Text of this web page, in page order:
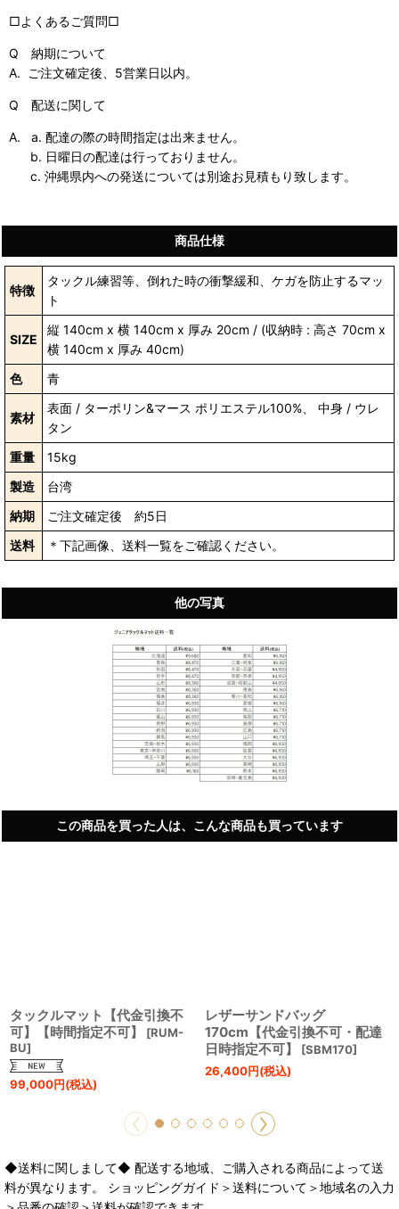
□よくあるご質問□
Q 納期について
A. ご注文確定後、5営業日以内。
Q 配送に関して
A. a. 配達の際の時間指定は出来ません。
b. 日曜日の配達は行っておりません。
c. 沖縄県内への発送については別途お見積もり致します。
商品仕様
特徴
タックル練習等、倒れた時の衝撃緩和、ケガを防止するマッ
ト
SIZE
縦 140cm x 横 140cm x 厚み 20cm / (収納時 : 高さ 70cm x
横 140cm x 厚み 40cm)
色
青
素材
表面 / ターポリン&マース ポリエステル100%、 中身 / ウレ
タン
重量
15kg
製造
台湾
納期
ご注文確定後 約5日
送料
＊下記画像、送料一覧をご確認ください。
他の写真
この商品を買った人は、こんな商品も買っています
タックルマット【代金引換不
可】【時間指定不可】
[RUM-
BU]
99,000円(税込)
レザーサンドバッグ
170cm【代金引換不可・配達
日時指定不可】
[SBM170]
26,400円(税込)
◆送料に関しまして◆ 配送する地域、ご購入される商品によって送
料が異なります。 ショッピングガイド＞送料について＞地域名の入力